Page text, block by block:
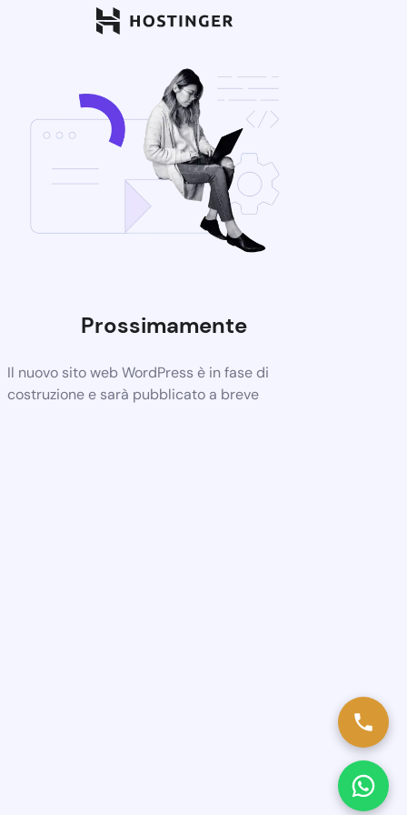
Prossimamente
Il nuovo sito web WordPress è in fase di
costruzione e sarà pubblicato a breve